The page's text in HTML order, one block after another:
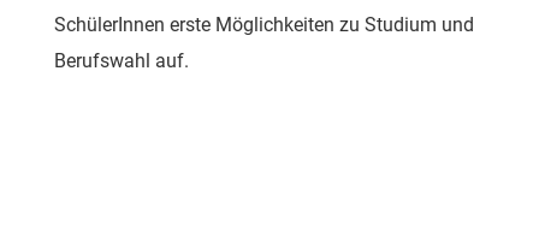
SchülerInnen erste Möglichkeiten zu Studium und
Berufswahl auf.